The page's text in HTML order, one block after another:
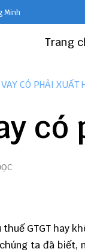
Minh
Trang
CÓ PHẢI XUẤT
có
GTGT hay
ta đã